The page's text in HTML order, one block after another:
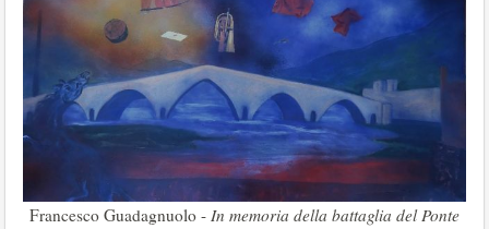
Francesco Guadagnuolo -In memoria della battaglia del Ponte